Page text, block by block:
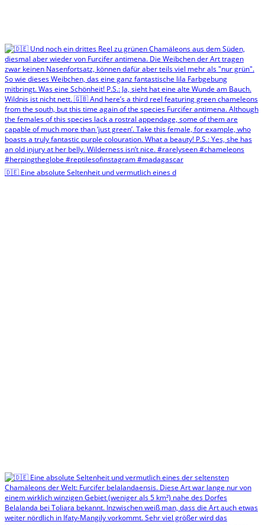
🇩🇪 Eine absolute Seltenheit und vermutlich eines d